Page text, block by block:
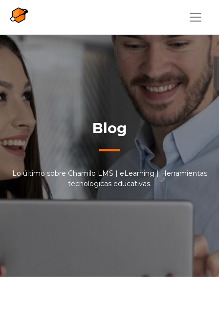
Blog
Lo último sobre Chamilo LMS | eLearning | Herramientas
técnologicas educativas.